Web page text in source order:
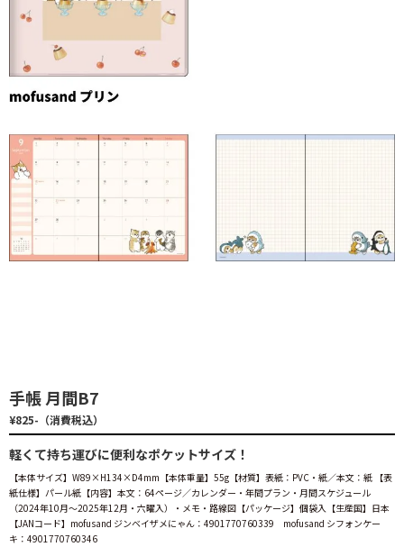
手帳 月間B7
¥825-（消費税込）
軽くて持ち運びに便利なポケットサイズ！
【本体サイズ】W89×H134×D4mm【本体重量】55g【材質】表紙：PVC・紙／本文：紙 【表
紙仕様】パール紙【内容】本文：64ページ／カレンダー・年間プラン・月間スケジュール
（2024年10月～2025年12月・六曜入）・メモ・路線図【パッケージ】個袋入【生産国】日本
【JANコード】mofusand ジンベイザメにゃん：4901770760339 mofusand シフォンケー
キ：4901770760346